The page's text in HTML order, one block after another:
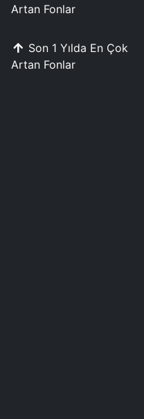
Artan Fonlar
Son 1 Yılda En Çok
Artan Fonlar